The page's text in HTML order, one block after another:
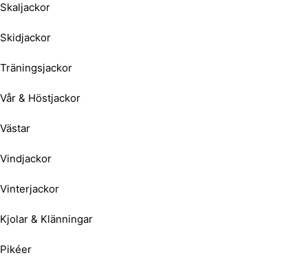
Skaljackor
Skidjackor
Träningsjackor
Vår & Höstjackor
Västar
Vindjackor
Vinterjackor
Kjolar & Klänningar
Pikéer